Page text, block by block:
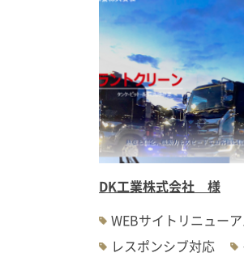
DK工業株式会社 様
WEBサイトリニュー
レスポンシブ対応